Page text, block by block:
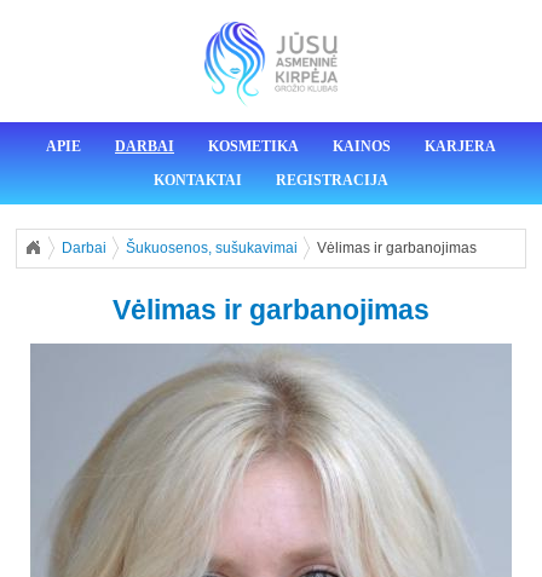
APIE DARBAI KOSMETIKA KAINOS
KARJERA
KONTAKTAI
REGISTRACIJA
Darbai Šukuosenos, sušukavimai Vėlimas ir garbanojimas
Vėlimas ir garbanojimas